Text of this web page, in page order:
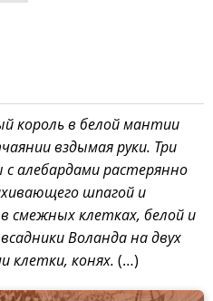
король в белой мантии
вздымая руки. Три
алебардами растерянно
шпагой и
смежных клетках, белой и
Воланда на двух
клетки, конях. (…)